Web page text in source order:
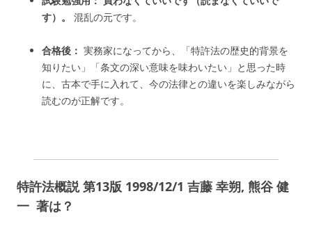
す）。
混乱の元です。
合格後： 実務家になってから、「特許法の歴史的背景を
知りたい」「条文の深い意味を味わいたい」と思った時
に、古本で手に入れて、今の法律との違いを楽しみながら
読むのが正解です。
特許法概説 第13版 1998/12/1 吉藤 幸朔, 熊谷 健
一 著は？